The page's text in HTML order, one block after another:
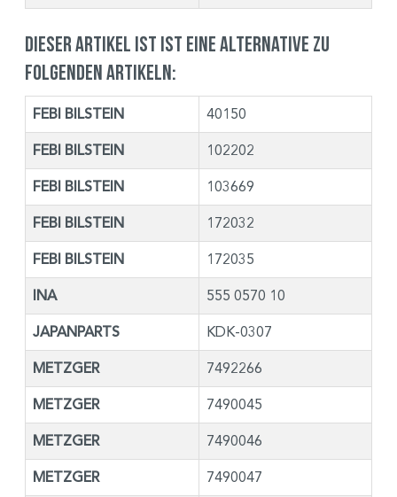
Dieser Artikel ist ist eine Alternative zu
folgenden Artikeln:
FEBI BILSTEIN 40150
FEBI BILSTEIN 102202
FEBI BILSTEIN 103669
FEBI BILSTEIN 172032
FEBI BILSTEIN 172035
INA 555 0570 10
JAPANPARTS KDK-0307
METZGER 7492266
METZGER 7490045
METZGER 7490046
METZGER 7490047